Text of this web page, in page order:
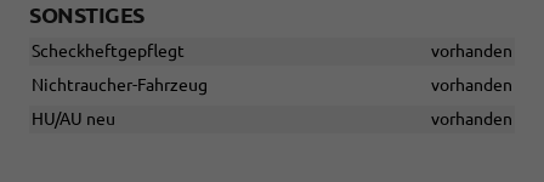
SONSTIGES
Scheckheftgepflegt
vorhanden
Nichtraucher-Fahrzeug
vorhanden
HU/AU neu
vorhanden